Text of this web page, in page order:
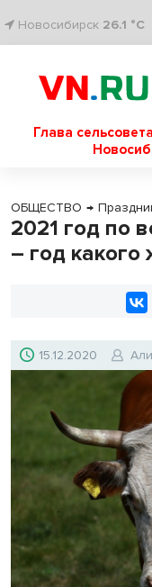
Новосибирск 26.1 °C
Глава
ОБЩЕСТВО →
2021 год по
– год какого
15.12.2020